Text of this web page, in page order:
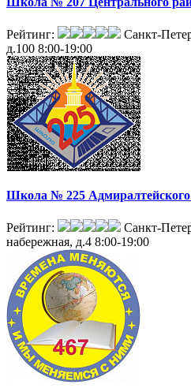
Рейтинг:
Санкт-
д.100 8:00-19:00
Школа № 225 Адмиралтейского
Рейтинг:
Санкт-
набережная, д.4 8:00-19:00